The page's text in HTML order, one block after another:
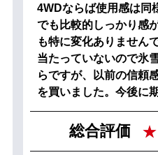
4WDならば使用感は同
でも比較的しっかり感
も特に変化ありません
当たっていないので氷
らですが、以前の信頼
を買いました。今後に
総合評価